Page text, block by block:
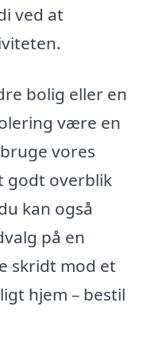
ved at
bolig eller en
være en
vores
godt overblik
kan også
på en
skridt mod et
hjem – bestil